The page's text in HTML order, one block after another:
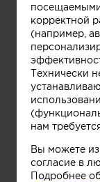
корректной
(например,
Технически
нам
Вы можете
согласие в
Подробнее